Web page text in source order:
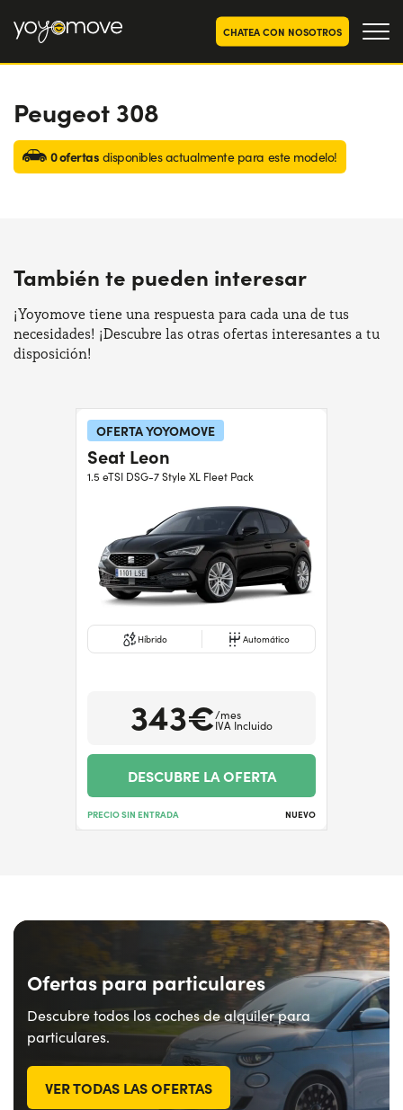
CHATEA CON NOSOTROS
OFERTAS RENTING COCHES
Particulares
Autónomos y Empresas
OFERTAS RENTING
SEGUNDA MANO
Nuestra historia
Trabaja con nosotros
CÓMO FUNCIONA
POR QUÉ CONVIENE
¿Necesitas ayuda?
Peugeot 308
0 ofertas disponibles actualmente para este modelo!
También te pueden interesar
¡Yoyomove tiene una respuesta para cada una de tus
necesidades! ¡Descubre las otras ofertas interesantes a tu
disposición!
OFERTA YOYOMOVE
Seat Leon
1.5 eTSI DSG-7 Style XL Fleet Pack
Híbrido Automático
343€/mes
IVA Incluido
DESCUBRE LA OFERTA
PRECIO SIN ENTRADA NUEVO
Ofertas para particulares
Descubre todos los coches de alquiler para
particulares.
VER TODAS LAS OFERTAS